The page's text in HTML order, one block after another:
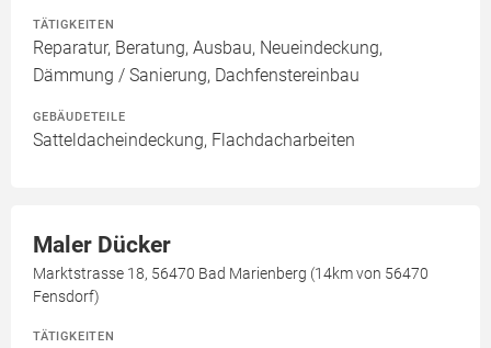
TÄTIGKEITEN
Reparatur, Beratung, Ausbau, Neueindeckung,
Dämmung / Sanierung, Dachfenstereinbau
GEBÄUDETEILE
Satteldacheindeckung, Flachdacharbeiten
Maler Dücker
Marktstrasse 18, 56470 Bad Marienberg (14km von 56470
Fensdorf)
TÄTIGKEITEN